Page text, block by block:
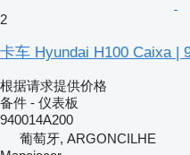
2
卡车 Hyundai H100 Caixa |
根据请求提供价格
备件 - 仪表板
940014A200
葡萄牙, ARGONCILHE